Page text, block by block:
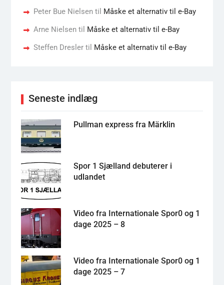
Peter Bue Nielsentil Måske et alternativ til e-Bay
Arne Nielsentil Måske et alternativ til e-Bay
Steffen Dreslertil Måske et alternativ til e-Bay
Seneste indlæg
Pullman express fra Märklin
Spor 1 Sjælland debuterer i
udlandet
Video fra Internationale Spor0 og 1
dage 2025 – 8
Video fra Internationale Spor0 og 1
dage 2025 – 7